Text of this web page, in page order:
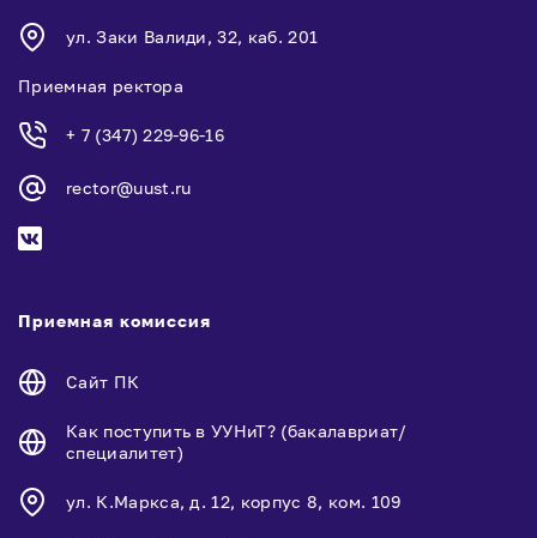
ул. Заки Валиди, 32, каб. 201
Приемная ректора
+ 7 (347) 229-96-16
rector@uust.ru
Приемная комиссия
Сайт ПК
Как поступить в УУНиТ? (бакалавриат/
специалитет)
ул. К.Маркса, д. 12, корпус 8, ком. 109